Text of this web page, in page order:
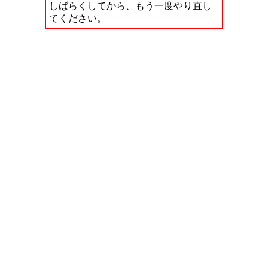
しばらくしてから、もう一度やり直し
てください。